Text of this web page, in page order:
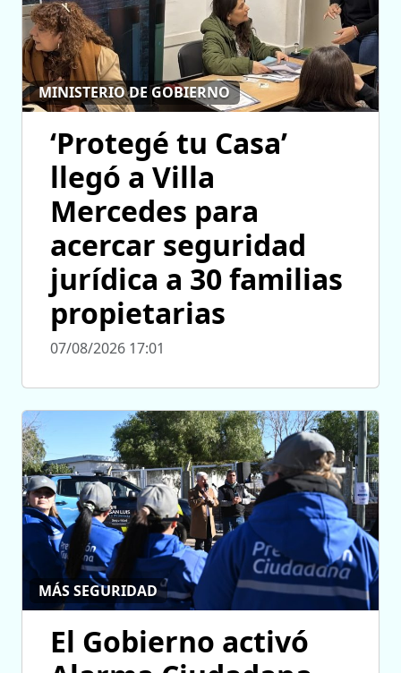
MINISTERIO DE GOBIERNO
‘Protegé tu Casa’
llegó a Villa
Mercedes para
acercar seguridad
jurídica a 30 familias
propietarias
07/08/2026 17:01
MÁS SEGURIDAD
El Gobierno activó